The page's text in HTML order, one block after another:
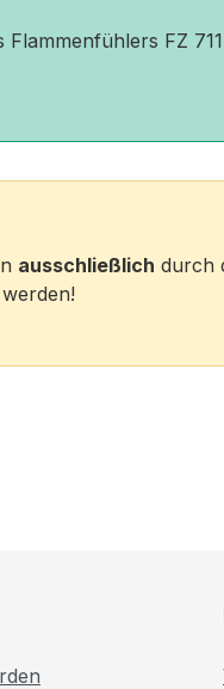
FZ
ausschließlich durch